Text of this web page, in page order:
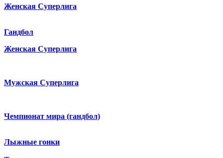
Женская Суперлига
Гандбол
Женская Суперлига
Мужская Суперлига
Чемпионат мира (гандбол)
Лыжные гонки